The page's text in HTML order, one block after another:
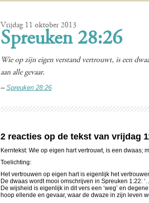
Vrijdag 11 oktober 2013
Spreuken 28:26
Wie op zijn eigen verstand vertrouwt, is een
aan alle gevaar.
-- Spreuken 28:26
2 reacties op de tekst van vrijdag
Kerntekst: Wie op eigen hart vertrouwt, is een dwaas;
Toelichting:
Het vertrouwen op eigen hart is eigenlijk het
De dwaas wordt mooi omschrijven in Spreuken 1:22:
De wijsheid is eigenlijk in dit vers een ‘weg’ en
hoop ellende en gevaar, waar de dwaze in zijn leven